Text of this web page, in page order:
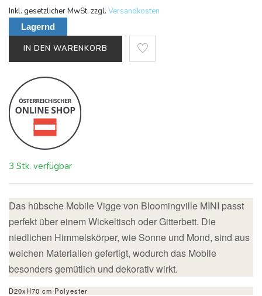
Inkl. gesetzlicher MwSt. zzgl. Versandkosten
Lagernd
IN DEN WARENKORB
3 Stk. verfügbar
Das hübsche Mobile Vigge von Bloomingville MINI passt
perfekt über einem Wickeltisch oder Gitterbett. Die
niedlichen Himmelskörper, wie Sonne und Mond, sind aus
weichen Materialien gefertigt, wodurch das Mobile
besonders gemütlich und dekorativ wirkt.
D20xH70 cm Polyester